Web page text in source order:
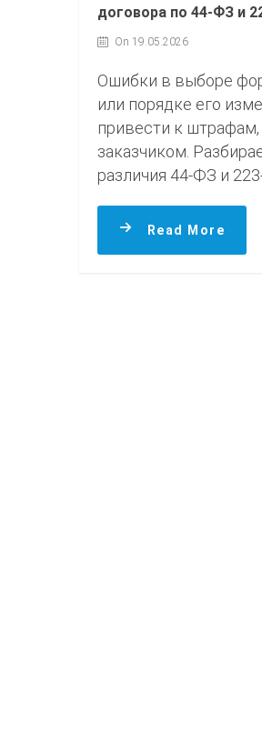
договора по 44-ФЗ и
On 19.05.2026
Ошибки в выборе
или порядке его
привести к
заказчиком.
различия 44-ФЗ и
Read More